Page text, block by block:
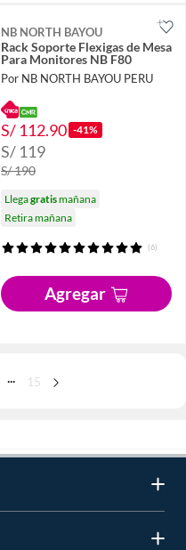
NB NORTH BAYOU
Rack Soporte Flexigas de Mesa
Para Monitores NB F80
Por NB NORTH BAYOU PERU
S/ 112.90 -41%
S/ 119
S/ 190
Llegagratismañana
Retira mañana
(6)
Agregar
15